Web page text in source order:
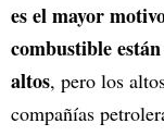
es el mayor
combustible
altos, pero los
compañías